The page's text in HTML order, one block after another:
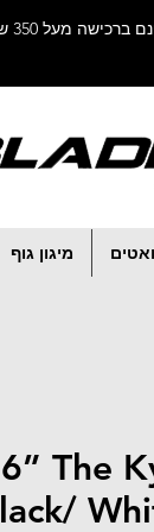
מעל 350 ש"ח
מיגון גוף
The